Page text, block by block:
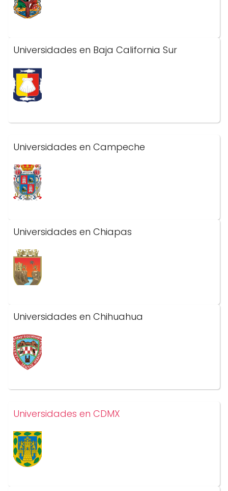
Universidades en Baja California Sur
Universidades en Campeche
Universidades en Chiapas
Universidades en Chihuahua
Universidades en CDMX